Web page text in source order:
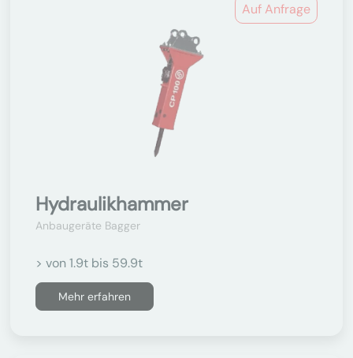
Auf Anfrage
Hydraulikhammer
Anbaugeräte Bagger
> von 1.9t bis 59.9t
Mehr erfahren